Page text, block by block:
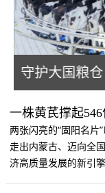
守护大国粮
一株黄芪撑起
两张闪亮的“固阳名片
走出内蒙古、迈向全
济高质量发展的新引擎